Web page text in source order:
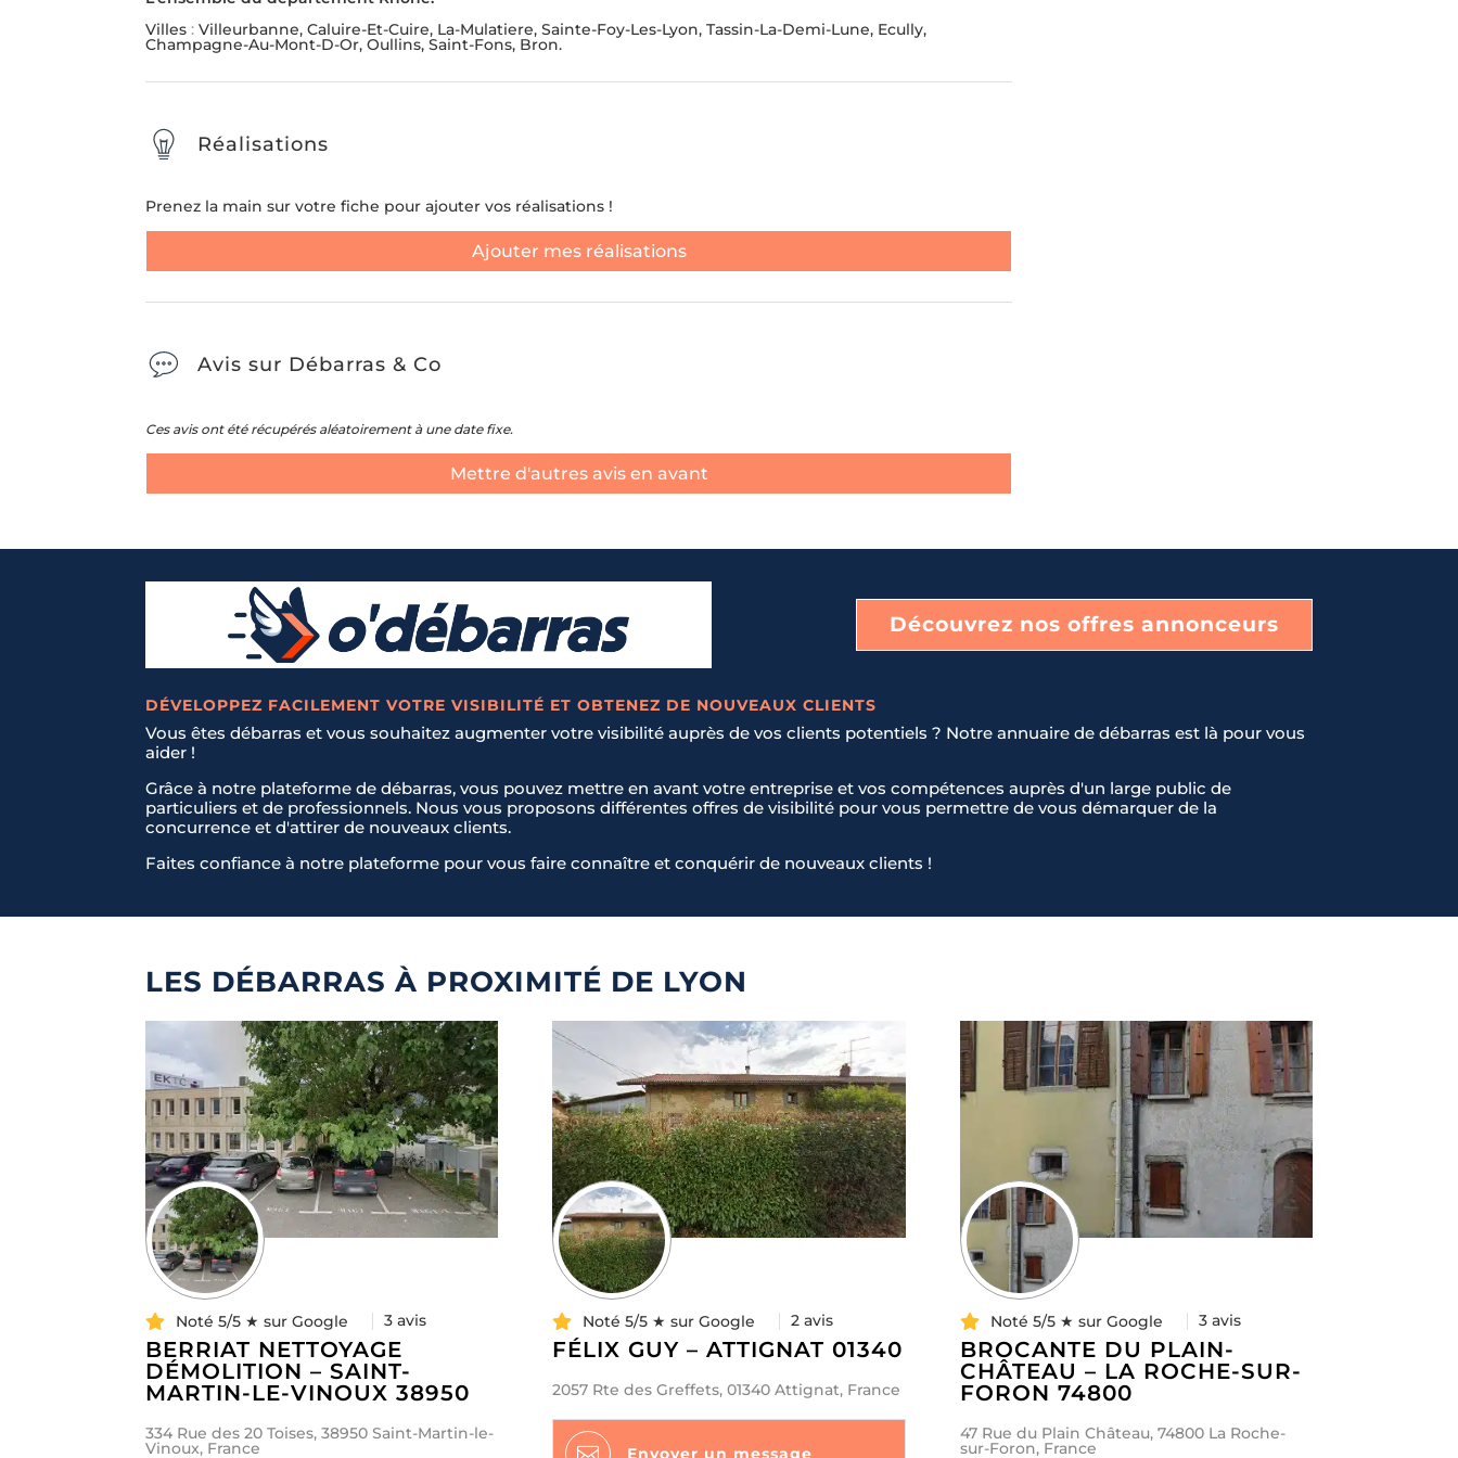
Villes :Villeurbanne, Caluire-Et-Cuire, La-Mulatiere, Sainte-Foy-Les-Lyon, Tassin-La-Demi-Lune, Ecully,
Champagne-Au-Mont-D-Or, Oullins, Saint-Fons, Bron.
Réalisations
Prenez la main sur votre fiche pour ajouter vos réalisations !
Ajouter mes réalisations
Avis sur Débarras & Co
Ces avis ont été récupérés aléatoirement à une date fixe.
Mettre d'autres avis en avant
Découvrez nos offres annonceurs
DÉVELOPPEZ FACILEMENT VOTRE VISIBILITÉ ET OBTENEZ DE NOUVEAUX CLIENTS
Vous êtes débarras et vous souhaitez augmenter votre visibilité auprès de vos clients potentiels ? Notre annuaire de débarras est là pour vous
aider !
Grâce à notre plateforme de débarras, vous pouvez mettre en avant votre entreprise et vos compétences auprès d'un large public de
particuliers et de professionnels. Nous vous proposons différentes offres de visibilité pour vous permettre de vous démarquer de la
concurrence et d'attirer de nouveaux clients.
Faites confiance à notre plateforme pour vous faire connaître et conquérir de nouveaux clients !
LES DÉBARRAS À PROXIMITÉ DE LYON
Noté 5/5 ★ sur Google 3 avis
BERRIAT NETTOYAGE
DÉMOLITION – SAINT-
MARTIN-LE-VINOUX 38950
334 Rue des 20 Toises, 38950 Saint-Martin-le-
Vinoux, France
Noté 5/5 ★ sur Google 2 avis
FÉLIX GUY – ATTIGNAT 01340
2057 Rte des Greffets, 01340 Attignat, France
 Envoyer un message
Noté 5/5 ★ sur Google 3 avis
BROCANTE DU PLAIN-
CHÂTEAU – LA ROCHE-SUR-
FORON 74800
47 Rue du Plain Château, 74800 La Roche-
sur-Foron, France
ENLÈVEMENT D'ENCOMBRANTS ET DE DÉCHETS DÉBLAIEMENT DE CAVES, GARAGES, ET GRENIERS
t
d
s